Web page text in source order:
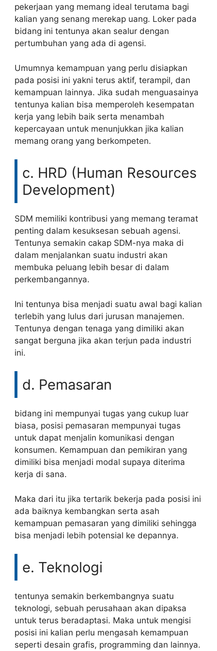
pekerjaan yang memang ideal terutama bagi
kalian yang senang merekap uang. Loker pada
bidang ini tentunya akan sealur dengan
pertumbuhan yang ada di agensi.
Umumnya kemampuan yang perlu disiapkan
pada posisi ini yakni terus aktif, terampil, dan
kemampuan lainnya. Jika sudah menguasainya
tentunya kalian bisa memperoleh kesempatan
kerja yang lebih baik serta menambah
kepercayaan untuk menunjukkan jika kalian
memang orang yang berkompeten.
c. HRD (Human Resources
Development)
SDM memiliki kontribusi yang memang teramat
penting dalam kesuksesan sebuah agensi.
Tentunya semakin cakap SDM-nya maka di
dalam menjalankan suatu industri akan
membuka peluang lebih besar di dalam
perkembangannya.
Ini tentunya bisa menjadi suatu awal bagi kalian
terlebih yang lulus dari jurusan manajemen.
Tentunya dengan tenaga yang dimiliki akan
sangat berguna jika akan terjun pada industri
ini.
d. Pemasaran
bidang ini mempunyai tugas yang cukup luar
biasa, posisi pemasaran mempunyai tugas
untuk dapat menjalin komunikasi dengan
konsumen. Kemampuan dan pemikiran yang
dimiliki bisa menjadi modal supaya diterima
kerja di sana.
Maka dari itu jika tertarik bekerja pada posisi ini
ada baiknya kembangkan serta asah
kemampuan pemasaran yang dimiliki sehingga
bisa menjadi lebih potensial ke depannya.
e. Teknologi
tentunya semakin berkembangnya suatu
teknologi, sebuah perusahaan akan dipaksa
untuk terus beradaptasi. Maka untuk mengisi
posisi ini kalian perlu mengasah kemampuan
seperti desain grafis, programming dan lainnya.